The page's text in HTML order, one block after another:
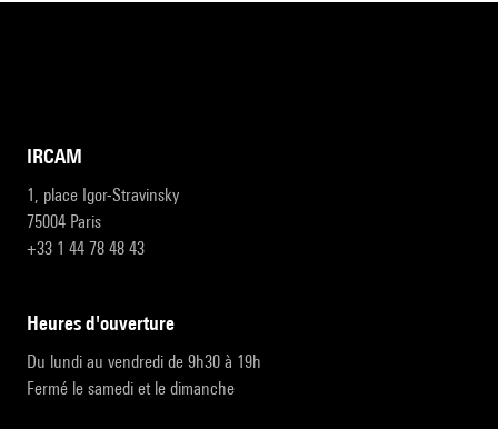
IRCAM
1, place Igor-Stravinsky
75004 Paris
+33 1 44 78 48 43
heures d'ouverture
Du lundi au vendredi de 9h30 à 19h
Fermé le samedi et le dimanche